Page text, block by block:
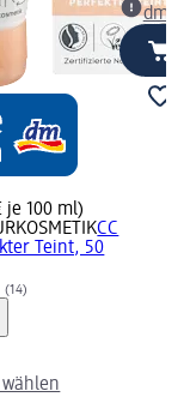
je 100 ml)
CC
Teint, 50
(14)
dm